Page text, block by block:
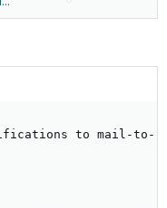
to mail-to-